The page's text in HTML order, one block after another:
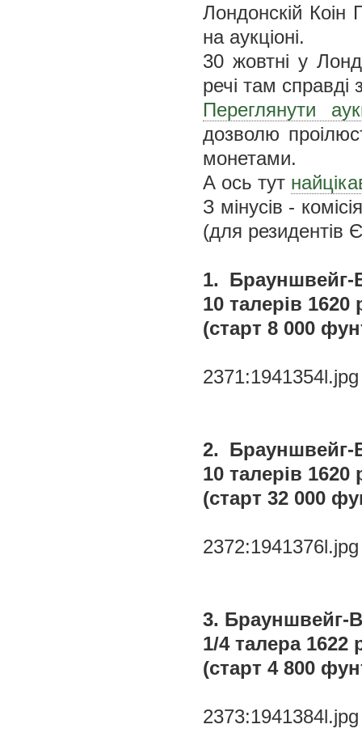
Лондонскій
на аукціоні.
30 жовтні у
речі там справді
Переглянути
дозволю
монетами.
А ось тут
З мінусів -
(для резидентів
1. Брауншвейг-
10 талерів 1620
(старт 8 000
2371:1941354l.jpg
2. Брауншвейг-
10 талерів 1620
(старт 32 000
2372:1941376l.jpg
3. Брауншвейг-
1/4 талера 1622
(старт 4 800
2373:1941384l.jpg